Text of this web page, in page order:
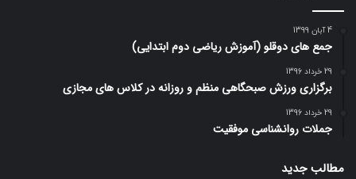
4 آبان 1399
جمع های دوقلو (آموزش ریاضی دوم ابتدایی)
29 خرداد 1396
برگزاری ورزش صبحگاهی منظم و روزانه در کلاس های مجازی
29 خرداد 1396
جملات روانشناسی موفقیت
مطالب جدید